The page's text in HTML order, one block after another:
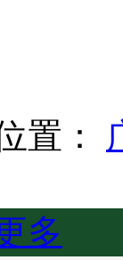
置：
多